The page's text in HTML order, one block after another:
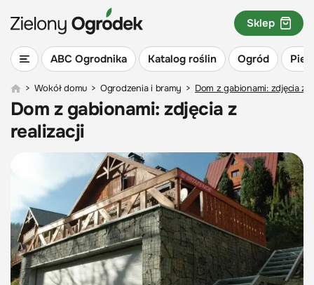
ABC Ogrodnika Katalog roślin Ogród
Sklep
> Wokół domu > Ogrodzenia i bramy > Dom z gabionami: zdjęcia z
Dom z gabionami: zdjęcia z
realizacji